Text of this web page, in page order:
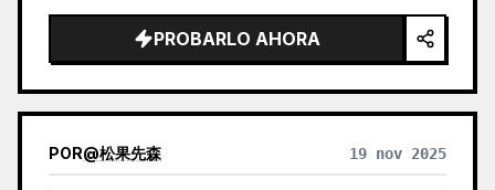
animaciones y hazla completamente
responsiva. …PROBARLO AHORA
POR@松果先森 19 nov 2025